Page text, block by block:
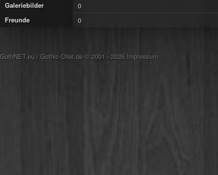
Galeriebilder
0
Freunde
0
GothNET.eu /Gothic-Chat.de © 2001 - 2026 Impressum